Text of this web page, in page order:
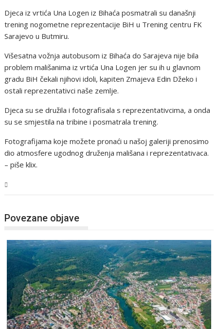
Djeca iz vrtića Una Logen iz Bihaća posmatrali su današnji
trening nogometne reprezentacije BiH u Trening centru FK
Sarajevo u Butmiru.
Višesatna vožnja autobusom iz Bihaća do Sarajeva nije bila
problem mališanima iz vrtića Una Logen jer su ih u glavnom
gradu BiH čekali njihovi idoli, kapiten Zmajeva Edin Džeko i
ostali reprezentativci naše zemlje.
Djeca su se družila i fotografisala s reprezentativcima, a onda
su se smjestila na tribine i posmatrala trening.
Fotografijama koje možete pronaći u našoj galeriji prenosimo
dio atmosfere ugodnog druženja mališana i reprezentativaca.
– piše klix.
Povezane objave